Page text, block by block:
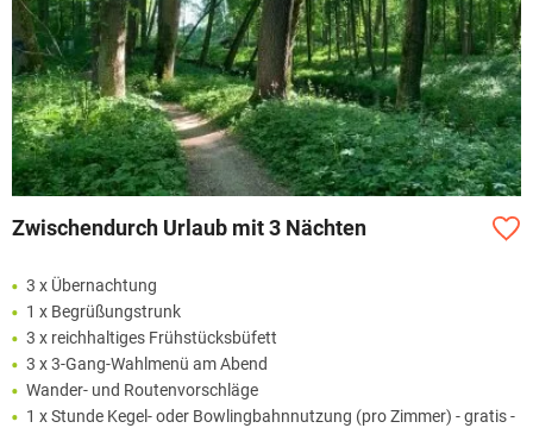
Zwischendurch Urlaub mit 3 Nächten
3 x Übernachtung
1 x Begrüßungstrunk
3 x reichhaltiges Frühstücksbüfett
3 x 3-Gang-Wahlmenü am Abend
Wander- und Routenvorschläge
1 x Stunde Kegel- oder Bowlingbahnnutzung (pro Zimmer) - gratis -